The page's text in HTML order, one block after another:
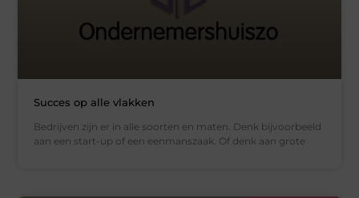
Succes op alle vlakken
Bedrijven zijn er in alle soorten en maten. Denk bijvoorbeeld
aan een start-up of een eenmanszaak. Of denk aan grote